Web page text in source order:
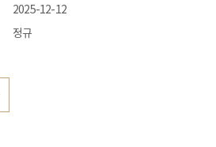
2025-12-12
정규